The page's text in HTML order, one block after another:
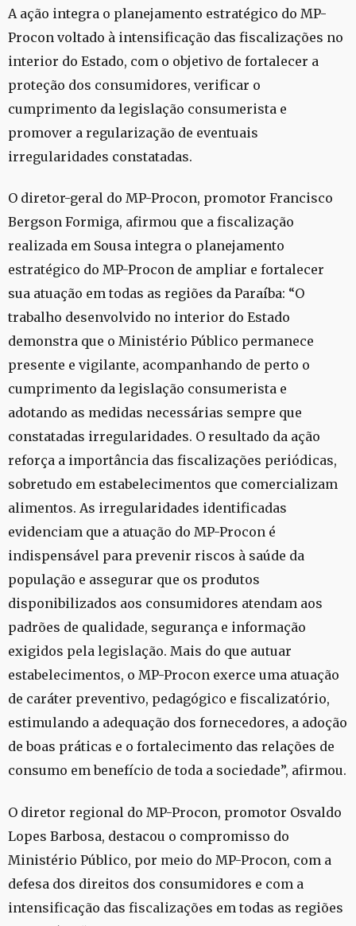
A ação integra o planejamento estratégico do MP-
Procon voltado à intensificação das fiscalizações no
interior do Estado, com o objetivo de fortalecer a
proteção dos consumidores, verificar o
cumprimento da legislação consumerista e
promover a regularização de eventuais
irregularidades constatadas.
O diretor-geral do MP-Procon, promotor Francisco
Bergson Formiga, afirmou que a fiscalização
realizada em Sousa integra o planejamento
estratégico do MP-Procon de ampliar e fortalecer
sua atuação em todas as regiões da Paraíba: “O
trabalho desenvolvido no interior do Estado
demonstra que o Ministério Público permanece
presente e vigilante, acompanhando de perto o
cumprimento da legislação consumerista e
adotando as medidas necessárias sempre que
constatadas irregularidades. O resultado da ação
reforça a importância das fiscalizações periódicas,
sobretudo em estabelecimentos que comercializam
alimentos. As irregularidades identificadas
evidenciam que a atuação do MP-Procon é
indispensável para prevenir riscos à saúde da
população e assegurar que os produtos
disponibilizados aos consumidores atendam aos
padrões de qualidade, segurança e informação
exigidos pela legislação. Mais do que autuar
estabelecimentos, o MP-Procon exerce uma atuação
de caráter preventivo, pedagógico e fiscalizatório,
estimulando a adequação dos fornecedores, a adoção
de boas práticas e o fortalecimento das relações de
consumo em benefício de toda a sociedade”, afirmou.
O diretor regional do MP-Procon, promotor Osvaldo
Lopes Barbosa, destacou o compromisso do
Ministério Público, por meio do MP-Procon, com a
defesa dos direitos dos consumidores e com a
intensificação das fiscalizações em todas as regiões